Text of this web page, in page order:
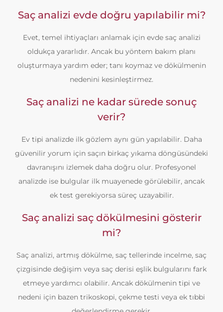
Saç analizi evde doğru yapılabilir mi?
Evet, temel ihtiyaçları anlamak için evde saç analizi
oldukça yararlıdır. Ancak bu yöntem bakım planı
oluşturmaya yardım eder; tanı koymaz ve dökülmenin
nedenini kesinleştirmez.
Saç analizi ne kadar sürede sonuç
verir?
Ev tipi analizde ilk gözlem aynı gün yapılabilir. Daha
güvenilir yorum için saçın birkaç yıkama döngüsündeki
davranışını izlemek daha doğru olur. Profesyonel
analizde ise bulgular ilk muayenede görülebilir, ancak
ek test gerekiyorsa süreç uzayabilir.
Saç analizi saç dökülmesini gösterir
mi?
Saç analizi, artmış dökülme, saç tellerinde incelme, saç
çizgisinde değişim veya saç derisi eşlik bulgularını fark
etmeye yardımcı olabilir. Ancak dökülmenin tipi ve
nedeni için bazen trikoskopi, çekme testi veya ek tıbbi